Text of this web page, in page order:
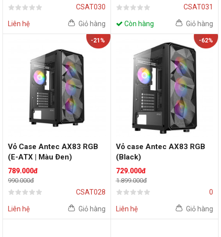
CSAT030
Liên hệ Giỏ hàng
CSAT031
Còn hàng Giỏ hàng
-21%
Vỏ Case Antec AX83 RGB
(E-ATX | Màu Đen)
789.000đ
990.000đ
CSAT028
Liên hệ Giỏ hàng
-62%
Vỏ case Antec AX83 RGB
(Black)
729.000đ
1.899.000đ
0
Liên hệ Giỏ hàng